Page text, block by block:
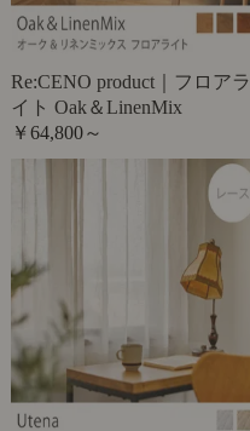
Re:CENO product｜フロアラ
イト Oak＆LinenMix
￥64,800～